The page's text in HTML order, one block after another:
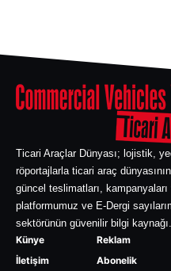
Ticari Araçlar Dünyası; lojistik,
röportajlarla ticari araç
güncel teslimatları,
platformumuz ve E-Dergi
sektörünün güvenilir bilgi kaynağı.
Künye
İletişim
Reklam
Abonelik